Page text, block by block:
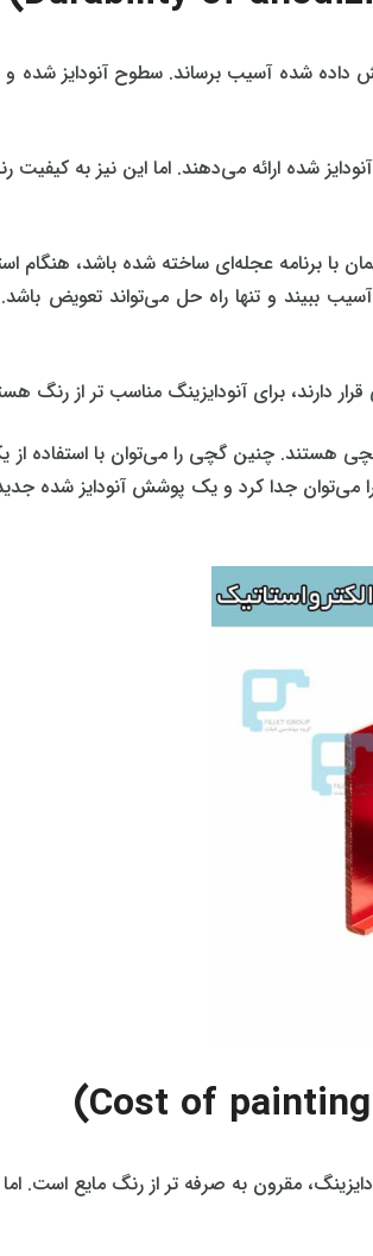
داده شده آسیب برساند. سطوح آنودایز شده
شده ارائه می‌دهند. اما این نیز به کیفیت
برنامه عجله‌ای ساخته شده باشد، هنگام
ببیند و تنها راه حل می‌تواند تعویض
دارند، برای آنودایزینگ مناسب‌ تر از رنگ
چنین گچی را می‌توان با استفاده از
مقرون‌ به‌ صرفه‌ تر از رنگ مایع است.